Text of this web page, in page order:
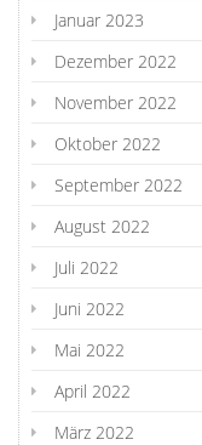
Januar 2023
Dezember 2022
November 2022
Oktober 2022
September 2022
August 2022
Juli 2022
Juni 2022
Mai 2022
April 2022
März 2022